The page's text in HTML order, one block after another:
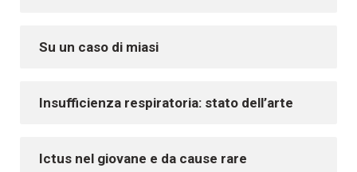
Su un caso di miasi
Insufficienza respiratoria: stato dell’arte
Ictus nel giovane e da cause rare